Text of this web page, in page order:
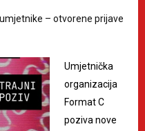
– otvorene prijave
Umjetnička
organizacija
Format C
poziva nove